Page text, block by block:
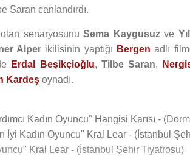
Saran canlandırdı.
senaryosunuSema Kaygusuzve
Alperikilisinin yaptığı Bergen adlı
Erdal Beşikçioğlu, Tilbe Saran,
Kardeş oynadı.
Kadın Oyuncu" Hangisi Karısı -
İyi Kadın Oyuncu" Kral Lear - (İstanbul
Kral Lear - (İstanbul Şehir Tiyatrosu)